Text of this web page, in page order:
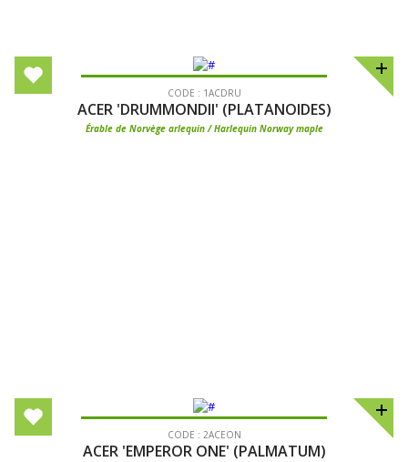
CODE : 1ACDRU
ACER 'DRUMMONDII' (PLATANOIDES)
Érable de Norvège arlequin / Harlequin Norway maple
CODE : 2ACEON
ACER 'EMPEROR ONE' (PALMATUM)